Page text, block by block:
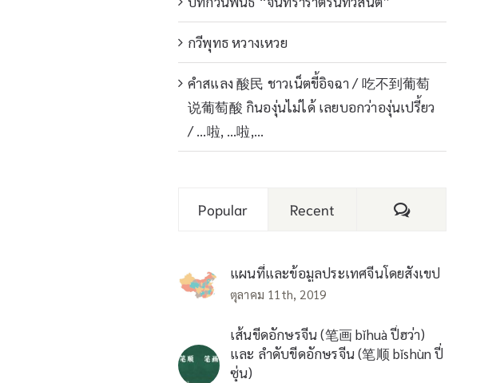
กวีพุทธ หวางเหวย
คำสแลง 酸民 ชาวเน็ตขี้อิจฉา / 吃不到葡萄
说葡萄酸 กินองุ่นไม่ได้ เลยบอกว่าองุ่นเปรี้ยว
/ …啦, …啦,…
Popular Recent Comments
แผนที่และข้อมูลประเทศจีนโดยสังเขป
ตุลาคม 11th, 2019
เส้นขีดอักษรจีน (笔画 bǐhuà ปี่ฮว่า)
และ ลำดับขีดอักษรจีน (笔顺 bǐshùn ปี่
ซุ่น)